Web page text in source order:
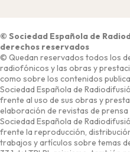
© Sociedad Española de
derechos reservados
© Quedan reservados todos los
radiofónicos y las obras y
como sobre los contenidos
Sociedad Española de
frente al uso de sus obras y
elaboración de revistas de prensa
Sociedad Española de
frente la reproducción,
trabajos y artículos sobre temas